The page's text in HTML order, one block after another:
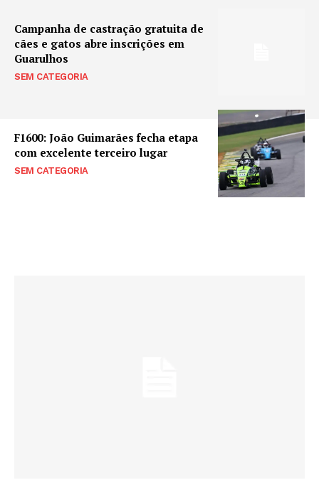
Campanha de castração gratuita de
cães e gatos abre inscrições em
Guarulhos
SEM CATEGORIA
F1600: João Guimarães fecha etapa
com excelente terceiro lugar
SEM CATEGORIA